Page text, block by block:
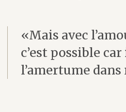
«Mais avec
c’est possible
l’amertume